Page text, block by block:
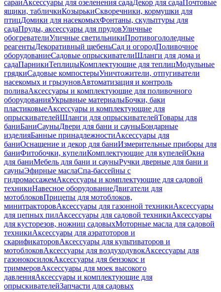
сараиАксессуары для озеленения садаДекор для садаПочтовые
ящики, табличкиКозырькиСкворечники, кормушки для
птицДомики для насекомыхФонтаны, скульптуры для
садаПруды, аксессуары для прудовУличные
обогревателиУличные светильникиПротивогололедные
реагентыДекоративный щебеньСад и огородПоливочное
оборудованиеСадовые опрыскивателиШланги для дома и
садаПарникиТеплицыКомплектующие для теплицМодульные
грядкиСадовые компостерыУничтожители, отпугиватели
насекомых и грызуновАвтоматизация и контроль
поливаАксессуары и комплектующие для поливочного
оборудованияУкрывные материалыБочки, баки
пластиковыеАксессуары и комплектующие для
опрыскивателейШланги для опрыскивателейТовары для
баниБаниСауныДвери для бани и сауныБондарные
изделияБанные принадлежностиАксессуары для
баниОснащение и декор для баниИзмерительные приборы для
баниФитобочки, купелиКомплектующие для купелейОкна
для баниМебель для бани и сауныРучки дверные для бани и
сауныЭфирные маслаСпа-бассейны с
гидромассажемАксессуары и комплектующие для садовой
техникиНавесное оборудованиеДвигатели для
мотоблоковПрицепы для мотоблоков,
минитракторовАксессуары для газонной техникиАксессуары
для цепных пилАксессуары для садовой техникиАксессуары
для кусторезов, ножниц садовыхМоторные масла для садовой
техникиАксессуары для аэратоторов и
скарификаторовАксессуары для культиваторов и
мотоблоковАксессуары для воздуходувокАксессуары для
газонокосилокАксессуары для бензокос и
триммеровАксессуары для моек высокого
давленияАксессуары и комплектующие для
опрыскивателейЗапчасти для садовых